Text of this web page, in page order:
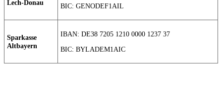
Lech-Donau
BIC: GENODEF1AIL
Sparkasse
Altbayern
IBAN: DE38 7205 1210 0000 1237 37
BIC: BYLADEM1AIC